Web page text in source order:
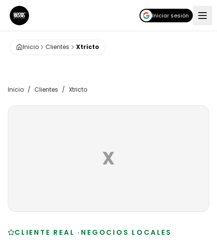
Iniciar sesión
Inicio Clientes Xtricto
Inicio / Clientes / Xtricto
X
CLIENTE REAL · NEGOCIOS LOCALES